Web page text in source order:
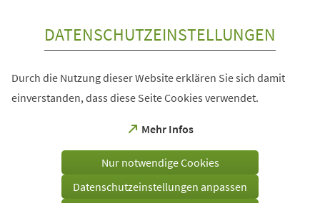
DATENSCHUTZEINSTELLUNGEN
Durch die Nutzung dieser Website erklären Sie sich damit
einverstanden, dass diese Seite Cookies verwendet.
Mehr Infos
(Öffnet
einem
Tab)
Nur notwendige Cookies
Datenschutzeinstellungen anpassen